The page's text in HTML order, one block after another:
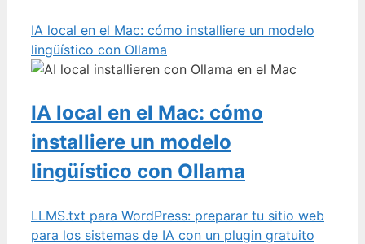
IA local en el Mac: cómo installiere un modelo
lingüístico con Ollama
IA local en el Mac: cómo
installiere un modelo
lingüístico con Ollama
LLMS.txt para WordPress: preparar tu sitio web
para los sistemas de IA con un plugin gratuito